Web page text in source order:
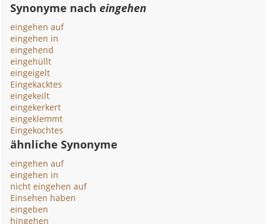
Synonyme nacheingehen
eingehen auf
eingehen in
eingehend
eingehüllt
eingeigelt
Eingekacktes
eingekeilt
eingekerkert
eingeklemmt
Eingekochtes
ähnliche Synonyme
eingehen auf
eingehen in
nicht eingehen auf
Einsehen haben
eingeben
hingehen